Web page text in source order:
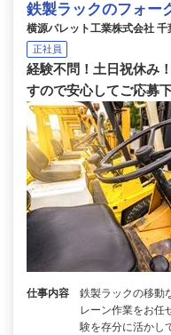
鉄製ラックのフォー
横源パレット工業株式会社 千
正社員
経験不問！土日祝休み
すので安心してご応募
仕事内容
鉄製ラックの移動
レーン作業をお任
験を存分に活かし